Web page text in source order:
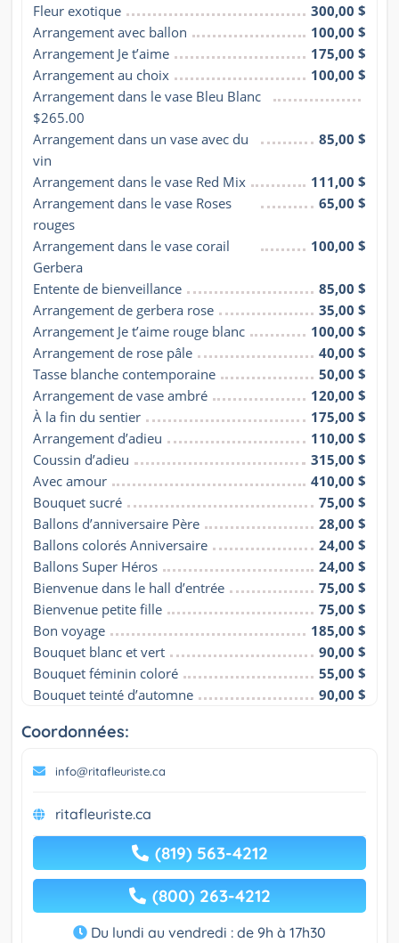
Fleur exotique
300,00 $
Arrangement avec ballon
100,00 $
Arrangement Je t’aime
175,00 $
Arrangement au choix
100,00 $
Arrangement dans le vase Bleu Blanc
$265.00
Arrangement dans un vase avec du
vin
85,00 $
Arrangement dans le vase Red Mix
111,00 $
Arrangement dans le vase Roses
rouges
65,00 $
Arrangement dans le vase corail
Gerbera
100,00 $
Entente de bienveillance
85,00 $
Arrangement de gerbera rose
35,00 $
Arrangement Je t’aime rouge blanc
100,00 $
Arrangement de rose pâle
40,00 $
Tasse blanche contemporaine
50,00 $
Arrangement de vase ambré
120,00 $
À la fin du sentier
175,00 $
Arrangement d’adieu
110,00 $
Coussin d’adieu
315,00 $
Avec amour
410,00 $
Bouquet sucré
75,00 $
Ballons d’anniversaire Père
28,00 $
Ballons colorés Anniversaire
24,00 $
Ballons Super Héros
24,00 $
Bienvenue dans le hall d’entrée
75,00 $
Bienvenue petite fille
75,00 $
Bon voyage
185,00 $
Bouquet blanc et vert
90,00 $
Bouquet féminin coloré
55,00 $
Bouquet teinté d’automne
90,00 $
Coordonnées:
info@ritafleuriste.ca
ritafleuriste.ca
(819) 563-4212
(800) 263-4212
Du lundi au vendredi : de 9h à 17h30